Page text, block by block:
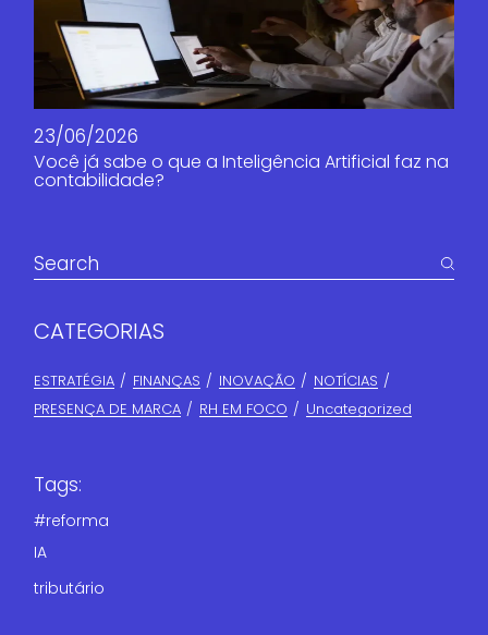
23/06/2026
Você já sabe o que a Inteligência Artificial faz na
contabilidade?
CATEGORIAS
ESTRATÉGIA FINANÇAS​ INOVAÇÃO
NOTÍCIAS
PRESENÇA DE MARCA
RH EM FOCO Uncategorized
Tags:
#reforma
IA
tributário